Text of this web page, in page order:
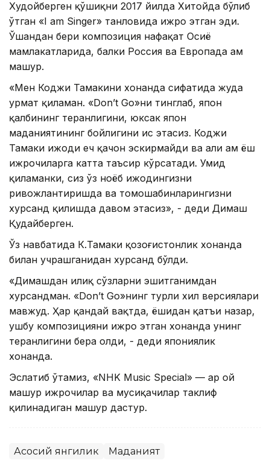
Худойберген қўшиқни 2017 йилда Хитойда бўлиб
ўтган «I аm Singer» танловида ижро этган эди.
Ўшандан бери композиция нафақат Осиё
мамлакатларида, балки Россия ва Европада ҳам
машҳур.
«Мен Коджи Тамакини хонанда сифатида жуда
ҳурмат қиламан. «Don’t Go»ни тинглаб, япон
қалбининг теранлигини, юксак япон
маданиятининг бойлигини ҳис этасиз. Коджи
Тамаки ижоди ҳеч қачон эскирмайди ва ҳали ҳам ёш
ижрочиларга катта таъсир кўрсатади. Умид
қиламанки, сиз ўз ноёб ижодингизни
ривожлантиришда ва томошабинларингизни
хурсанд қилишда давом этасиз», - деди Димаш
Қудайберген.
Ўз навбатида К.Тамаки қозоғистонлик хонанда
билан учрашганидан хурсанд бўлди.
«Димашдан илиқ сўзларни эшитганимдан
хурсандман. «Don’t Go»нинг турли хил версиялари
мавжуд. Ҳар қандай вақтда, ёшидан қатъи назар,
ушбу композицияни ижро этган хонанда унинг
теранлигини бера олди, - деди япониялик
хонанда.
Эслатиб ўтамиз, «NHK Мusic Special» — ҳар ой
машҳур ижрочилар ва мусиқачилар таклиф
қилинадиган машҳур дастур.
Асосий янгилик Маданият